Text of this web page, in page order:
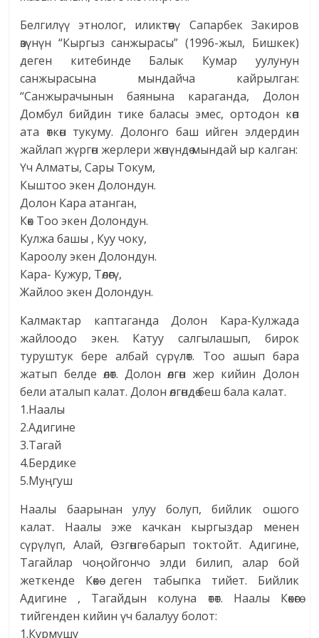
Белгилүү этнолог, иликтөөчү Сапарбек Закиров
өзүнүн “Кыргыз санжырасы” (1996-жыл, Бишкек)
деген китебинде Балык Кумар уулунун
санжырасына мындайча кайрылган:
“Санжырачынын баянына караганда, Долон
Домбул бийдин тике баласы эмес, ортодон көп
ата өткөн тукуму. Долонго баш ийген элдердин
жайлап жүргөн жерлери жөнүндө мындай ыр калган:
Үч Алматы, Сары Токум,
Кыштоо экен Долондун.
Долон Кара атанган,
Көк Тоо экен Долондун.
Кулжа башы , Куу чоку,
Кароолу экен Долондун.
Кара- Кужур, Төлөгү,
Жайлоо экен Долондун.
Калмактар каптаганда Долон Кара-Кулжада
жайлоодо экен. Катуу салгылашып, бирок
туруштук бере албай сүрүлөт. Тоо ашып бара
жатып белде өлөт. Долон өлгөн жер кийин Долон
бели аталып калат. Долон өлгөндө беш бала калат.
1.Наалы
2.Адигине
3.Тагай
4.Бердике
5.Муңгуш
Наалы баарынан улуу болуп, бийлик ошого
калат. Наалы эже качкан кыргыздар менен
сүрүлүп, Алай, Өзгөнгө барып токтойт. Адигине,
Тагайлар чоңойгончо элди билип, алар бой
жеткенде Көкө деген табыпка тийет. Бийлик
Адигине , Тагайдын колуна өтөт. Наалы Көкөгө
тийгенден кийин үч балалуу болот:
1.Курмушу